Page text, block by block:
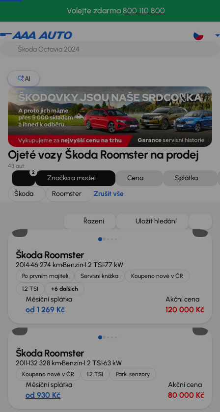
Volejte zdarma 800 110 800
Škoda
AI
Ojeté vozy Škoda Roomster na prodej
43 aut
2
Značka a model Cena
Splátka
Škoda
Roomster Zrušit vše
Řazení Uložit hledání
Zlevněno o 20 000 Kč
Škoda Roomster
201446 274 kmBenzín1.2 TSI77 kW
Po prvním majiteli Servisní knížka
Koupeno nové v ČR
1.2 TSI
+6 dalších
Měsíční splátka
od 1 269 Kč
Akční cena
120 000 Kč
Škoda Roomster
2011132 328 kmBenzín1.2 TSI63 kW
Koupeno nové v ČR 1.2 TSI Park. senzory
Měsíční splátka
od 930 Kč
Akční cena
80 000 Kč